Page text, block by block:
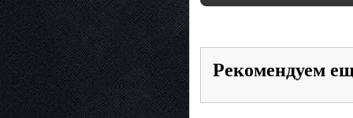
Рекомендуем